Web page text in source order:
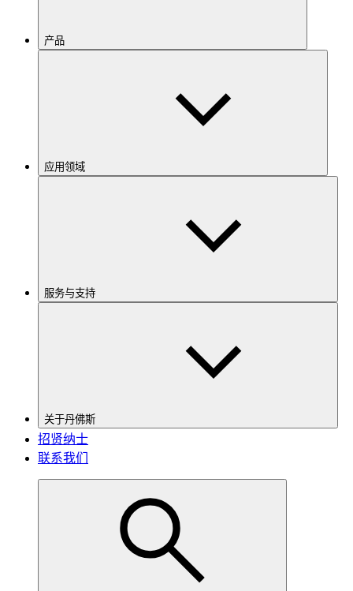
产品
应用领域
服务与支持
关于丹佛斯
招贤纳士
联系我们